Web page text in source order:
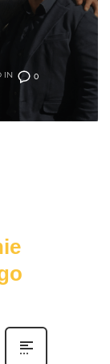
0
IN